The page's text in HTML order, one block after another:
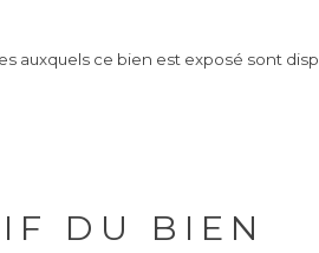
auxquels ce bien est exposé sont
DU BIEN